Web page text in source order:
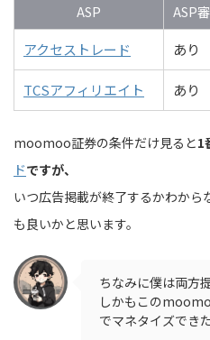
ASP ASP
アクセストレード
あり
TCSアフィリエイト あり
moomoo証券の条件だけ見ると1
ドですが、
いつ広告掲載が終了するかわから
も良いかと思います。
ちなみに僕は両方
しかもこの
でマネタイズでき